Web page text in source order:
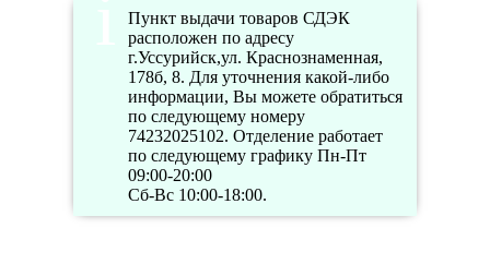
Пункт выдачи товаров СДЭК
расположен по адресу
г.Уссурийск,ул. Краснознаменная,
178б, 8. Для уточнения какой-либо
информации, Вы можете обратиться
по следующему номеру
74232025102. Отделение работает
по следующему графику Пн-Пт
09:00-20:00
Сб-Вс 10:00-18:00.